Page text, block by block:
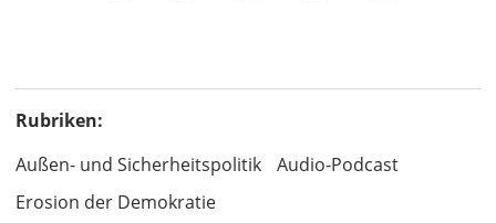
Rubriken:
Außen- und Sicherheitspolitik
Audio-Podcast
Erosion der Demokratie